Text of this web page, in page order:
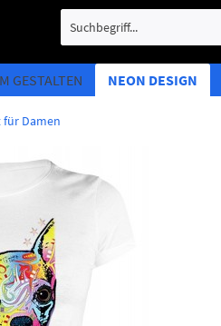
GESTALTEN NEON DESIGN
für Damen